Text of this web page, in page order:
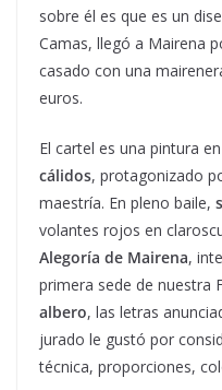
sobre él es que es un
Camas, llegó a Mairena
casado con una
euros.
El cartel es una pintura
cálidos, protagonizado
maestría. En pleno baile,
volantes rojos en
Alegoría de Mairena,
primera sede de nuestra
albero, las letras
jurado le gustó por
técnica, proporciones,